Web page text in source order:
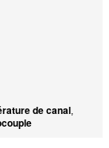
de canal,